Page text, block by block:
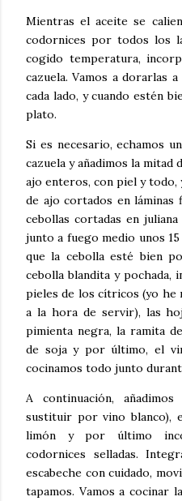
Mientras el aceite se
codornices por todos los
cogido temperatura,
cazuela. Vamos a dorarlas
cada lado, y cuando estén
plato.
Si es necesario, echamos
cazuela y añadimos la mitad
ajo enteros, con piel y todo,
de ajo cortados en láminas
cebollas cortadas en
junto a fuego medio unos
que la cebolla esté bien
cebolla blandita y pochada,
pieles de los cítricos (yo he
a la hora de servir), las
pimienta negra, la ramita
de soja y por último, el
cocinamos todo junto
A continuación,
sustituir por vino blanco),
limón y por último
codornices selladas.
escabeche con cuidado,
tapamos. Vamos a cocinar